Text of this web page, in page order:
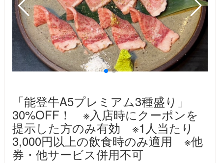
「能登牛A5プレミアム3種盛り」
30%OFF！ ※入店時にクーポンを
提示した方のみ有効 ※1人当たり
3,000円以上の飲食時のみ適用 ※他
券・他サービス併用不可